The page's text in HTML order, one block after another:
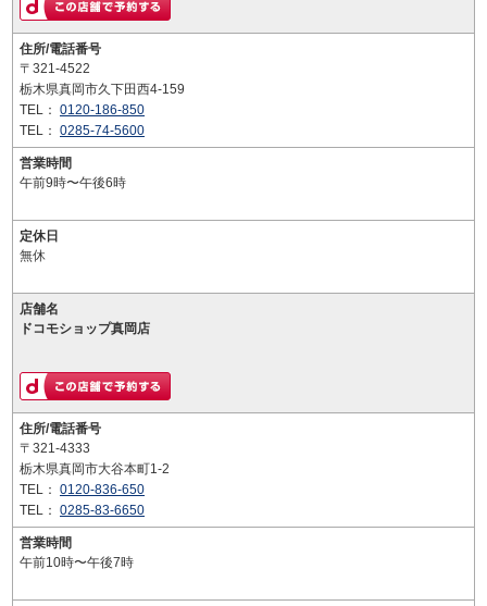
住所/電話番号
〒321-4522
栃木県真岡市久下田西4-159
TEL： 0120-186-850
TEL： 0285-74-5600
営業時間
午前9時〜午後6時
定休日
無休
店舗名
ドコモショップ真岡店
住所/電話番号
〒321-4333
栃木県真岡市大谷本町1-2
TEL： 0120-836-650
TEL： 0285-83-6650
営業時間
午前10時〜午後7時